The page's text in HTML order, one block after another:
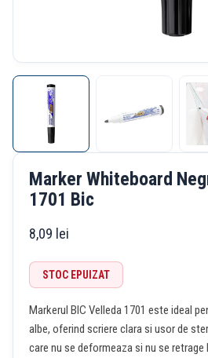
Marker Whiteboard
1701 Bic
8,09 lei
STOC EPUIZAT
Markerul BIC Velleda 1701 este ideal
albe, oferind scriere clara si usor de
care nu se deformeaza si nu se retrage